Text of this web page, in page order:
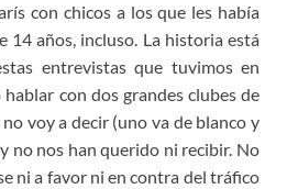
con chicos a los que les había
14 años, incluso. La historia está
entrevistas que tuvimos en
con dos grandes clubes de
voy a decir (uno va de blanco y
no nos han querido ni recibir. No
ni a favor ni en contra del tráfico